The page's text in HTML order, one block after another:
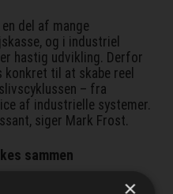
del af mange
og i industriel
hastig udvikling. Derfor
konkret til at skabe reel
– fra
af industrielle systemer.
siger Mark Frost.
sammen
også om at vise,
×